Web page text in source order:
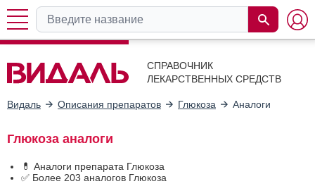
СПРАВОЧНИК
ЛЕКАРСТВЕННЫХ СРЕДСТВ
Видаль Описания препаратов Глюкоза Аналоги
Глюкоза аналоги
💊 Аналоги препарата Глюкоза
✅ Более 203 аналогов Глюкоза